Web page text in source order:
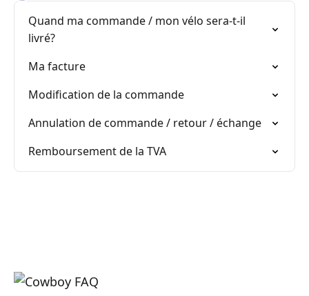
Quand ma commande / mon vélo sera-t-il
livré?
Ma facture
Modification de la commande
Annulation de commande / retour / échange
Remboursement de la TVA